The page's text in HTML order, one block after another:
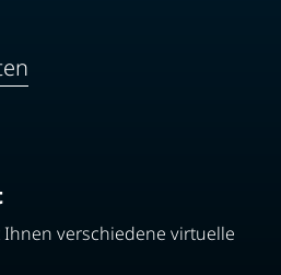
verschiedene virtuelle